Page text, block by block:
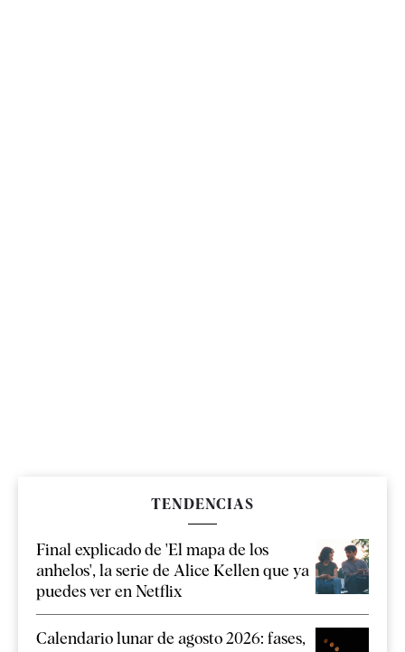
TENDENCIAS
Final explicado de 'El mapa de los
anhelos', la serie de Alice Kellen que ya
puedes ver en Netflix
Calendario lunar de agosto 2026: fases,